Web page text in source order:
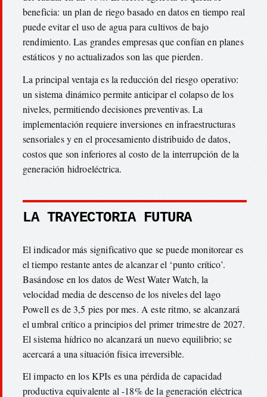
beneficia: un plan de riego basado en datos en tiempo real
puede evitar el uso de agua para cultivos de bajo
rendimiento. Las grandes empresas que confían en planes
estáticos y no actualizados son las que pierden.
La principal ventaja es la reducción del riesgo operativo:
un sistema dinámico permite anticipar el colapso de los
niveles, permitiendo decisiones preventivas. La
implementación requiere inversiones en infraestructuras
sensoriales y en el procesamiento distribuido de datos,
costos que son inferiores al costo de la interrupción de la
generación hidroeléctrica.
LA TRAYECTORIA FUTURA
El indicador más significativo que se puede monitorear es
el tiempo restante antes de alcanzar el ‘punto crítico’.
Basándose en los datos de West Water Watch, la
velocidad media de descenso de los niveles del lago
Powell es de 3,5 pies por mes. A este ritmo, se alcanzará
el umbral crítico a principios del primer trimestre de 2027.
El sistema hídrico no alcanzará un nuevo equilibrio; se
acercará a una situación física irreversible.
El impacto en los KPIs es una pérdida de capacidad
productiva equivalente al -18% de la generación eléctrica